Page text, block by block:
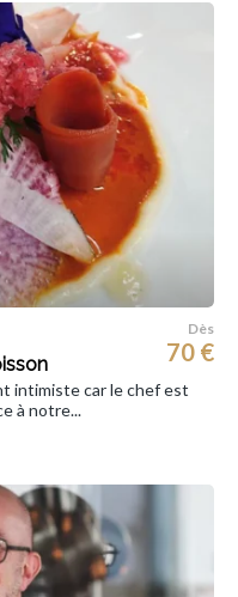
Dès
70 €
intimiste car le chef est
à notre...